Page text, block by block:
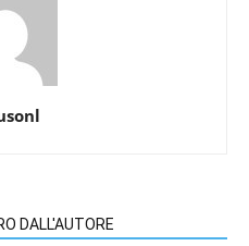
DALL'AUTORE